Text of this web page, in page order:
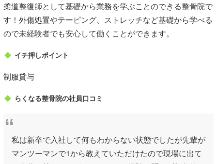
柔道整復師として基礎から業務を学ぶことのできる整骨院で
す！外傷処置やテーピング、ストレッチなど基礎から学べる
ので未経験者でも安心して働くことができます。
イチ押しポイント
制服貸与
らくなる整骨院の社員口コミ
私は新卒で入社して何もわからない状態でしたが先輩が
マンツーマンで1から教えていただけたので現場に出て